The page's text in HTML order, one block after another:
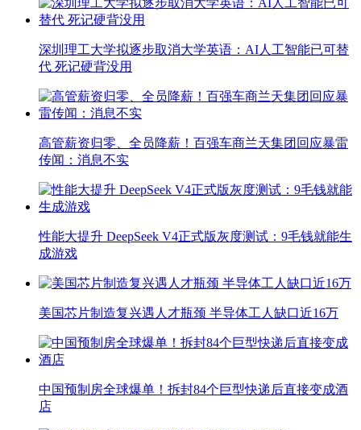
深圳理工大学拟逐步取消大学英语：AI人工智能已可替
代 死记硬背没用
高管薪资归零、全员降薪！百强车商兰天集团回应暴雷
传闻：消息不实
性能大提升 DeepSeek V4正式版灰度测试：9毛钱就能生
成游戏
美国芯片制造复兴遇人才瓶颈 半导体工人缺口近16万
中国预制房全球爆单！拆封84个巨型快递后直接变成酒
店